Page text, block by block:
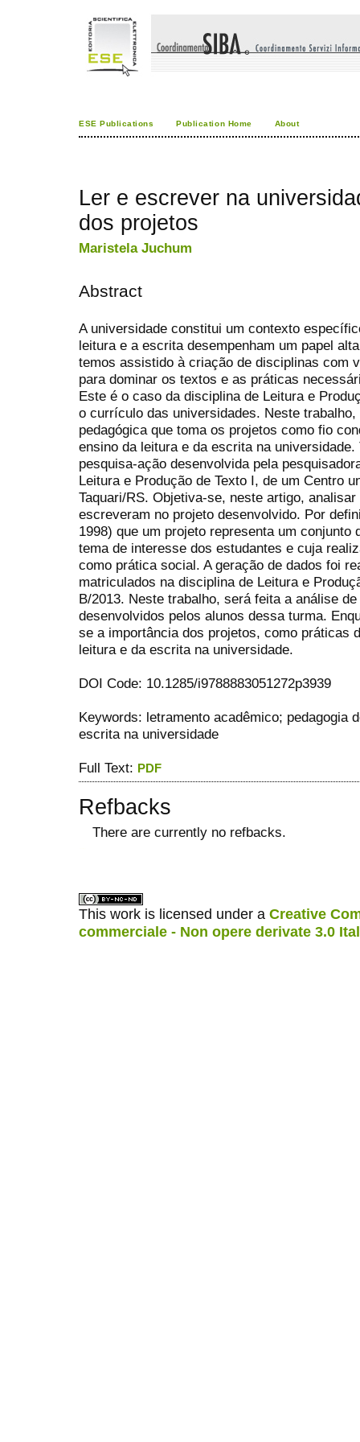
ESE Publications Publication Home About
Ler e escrever na
dos projetos
Maristela Juchum
Abstract
A universidade constitui um contexto
leitura e a escrita desempenham um papel
temos assistido à criação de disciplinas com
para dominar os textos e as práticas
Este é o caso da disciplina de Leitura e
o currículo das universidades. Neste
pedagógica que toma os projetos como fio
ensino da leitura e da escrita na
pesquisa-ação desenvolvida pela
Leitura e Produção de Texto I, de um Centro
Taquari/RS. Objetiva-se, neste artigo,
escreveram no projeto desenvolvido. Por
1998) que um projeto representa um conjunto
tema de interesse dos estudantes e cuja
como prática social. A geração de dados foi
matriculados na disciplina de Leitura e
B/2013. Neste trabalho, será feita a análise
desenvolvidos pelos alunos dessa turma.
se a importância dos projetos, como práticas
leitura e da escrita na universidade.
DOI Code: 10.1285/i9788883051272p3939
Keywords: letramento acadêmico; pedagogia
escrita na universidade
Full Text: PDF
Refbacks
There are currently no refbacks.
This work is licensed under a Creative
commerciale - Non opere derivate 3.0